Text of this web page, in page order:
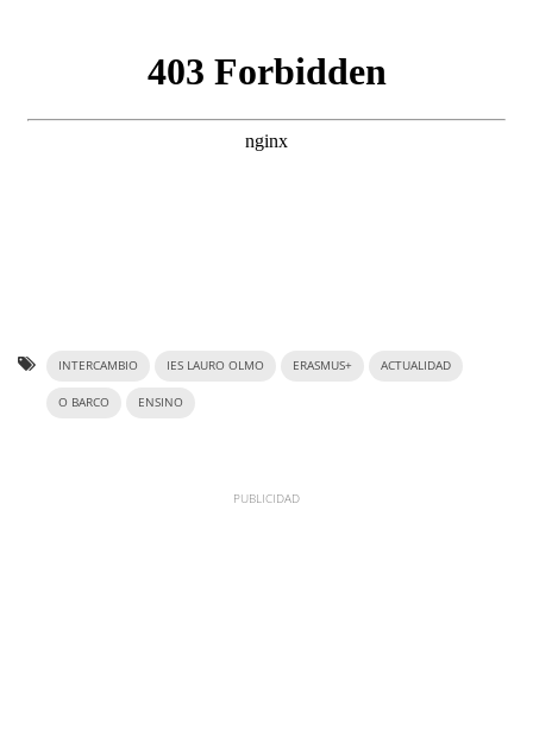
INTERCAMBIO IES LAURO OLMO ERASMUS+ ACTUALIDAD
O BARCO ENSINO